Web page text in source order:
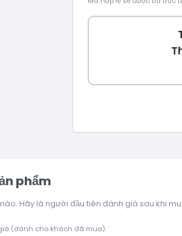
phẩm
Hãy là người đầu tiên đánh giá sau khi
(dành cho khách đã mua).